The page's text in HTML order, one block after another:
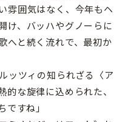
雰囲気はなく、今年もヘ
け、バッハやグノーらに
へと続く流れで、最初か
ッツィの知られざる〈ア
な旋律に込められた、
ですね」